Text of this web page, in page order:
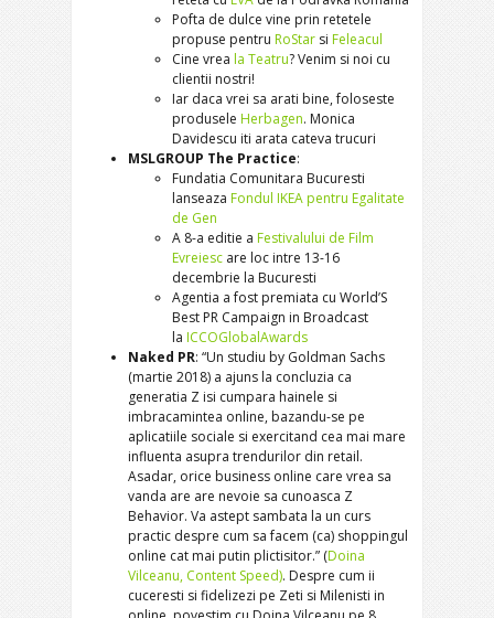
Pofta de dulce vine prin retetele
propuse pentru RoStar si Feleacul
Cine vrea la Teatru? Venim si noi cu
clientii nostri!
Iar daca vrei sa arati bine, foloseste
produsele Herbagen. Monica
Davidescu iti arata cateva trucuri
MSLGROUP The Practice:
Fundatia Comunitara Bucuresti
lanseaza Fondul IKEA pentru Egalitate
de Gen
A 8-a editie a Festivalului de Film
Evreiesc are loc intre 13-16
decembrie la Bucuresti
Agentia a fost premiata cu World’S
Best PR Campaign in Broadcast
la ICCOGlobalAwards
Naked PR: “Un studiu by Goldman Sachs
(martie 2018) a ajuns la concluzia ca
generatia Z isi cumpara hainele si
imbracamintea online, bazandu-se pe
aplicatiile sociale si exercitand cea mai mare
influenta asupra trendurilor din retail.
Asadar, orice business online care vrea sa
vanda are are nevoie sa cunoasca Z
Behavior. Va astept sambata la un curs
practic despre cum sa facem (ca) shoppingul
online cat mai putin plictisitor.” (Doina
Vilceanu, Content Speed). Despre cum ii
cuceresti si fidelizezi pe Zeti si Milenisti in